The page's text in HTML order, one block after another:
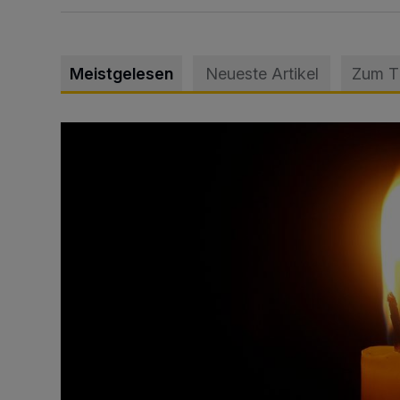
Meistgelesen Neueste Artikel Zum